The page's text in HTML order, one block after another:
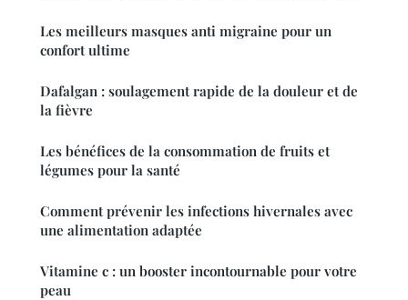
Les meilleurs masques anti migraine pour un
confort ultime
Dafalgan : soulagement rapide de la douleur et de
la fièvre
Les bénéfices de la consommation de fruits et
légumes pour la santé
Comment prévenir les infections hivernales avec
une alimentation adaptée
Vitamine c : un booster incontournable pour votre
peau